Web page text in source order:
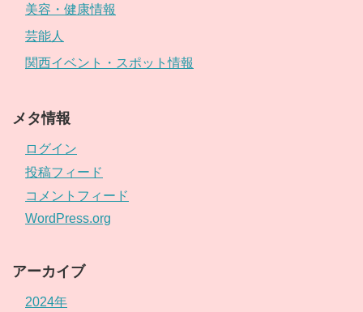
美容・健康情報
芸能人
関西イベント・スポット情報
メタ情報
ログイン
投稿フィード
コメントフィード
WordPress.org
アーカイブ
2024年